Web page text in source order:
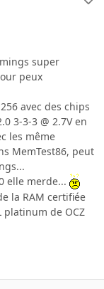
super
peux
avec des chips
3-3-3 @ 2.7V en
les même
MemTest86, peut
elle merde...
la RAM certifiée
platinum de OCZ